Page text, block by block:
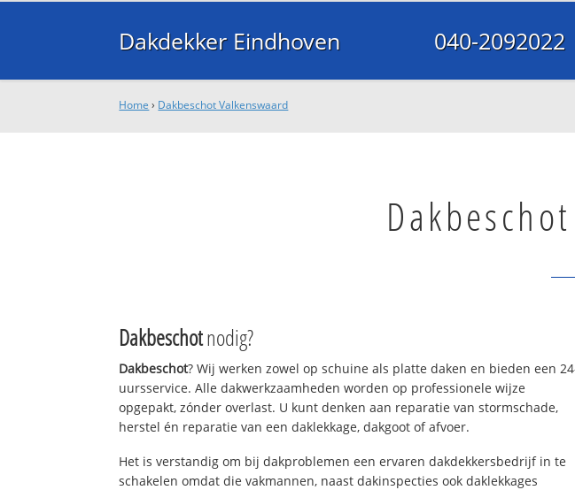
Dakdekker Eindhoven 040-2092022
Home › Dakbeschot Valkenswaard
Dakbeschotnodig?
Dakbeschot? Wij werken zowel op schuine als platte daken en bieden een
uursservice. Alle dakwerkzaamheden worden op professionele wijze
opgepakt, zónder overlast. U kunt denken aan reparatie van stormschade,
herstel én reparatie van een daklekkage, dakgoot of afvoer.
Het is verstandig om bij dakproblemen een ervaren dakdekkersbedrijf in te
schakelen omdat die vakmannen, naast dakinspecties ook daklekkages